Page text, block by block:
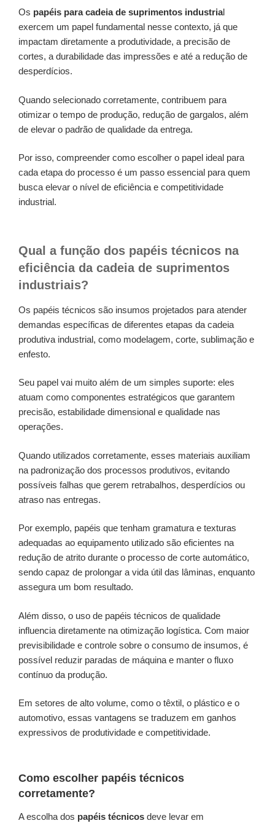
Os papéis para cadeia de suprimentos industrial
exercem um papel fundamental nesse contexto, já que
impactam diretamente a produtividade, a precisão de
cortes, a durabilidade das impressões e até a redução de
desperdícios.
Quando selecionado corretamente, contribuem para
otimizar o tempo de produção, redução de gargalos, além
de elevar o padrão de qualidade da entrega.
Por isso, compreender como escolher o papel ideal para
cada etapa do processo é um passo essencial para quem
busca elevar o nível de eficiência e competitividade
industrial.
Qual a função dos papéis técnicos na
eficiência da cadeia de suprimentos
industriais?
Os papéis técnicos são insumos projetados para atender
demandas específicas de diferentes etapas da cadeia
produtiva industrial, como modelagem, corte, sublimação e
enfesto.
Seu papel vai muito além de um simples suporte: eles
atuam como componentes estratégicos que garantem
precisão, estabilidade dimensional e qualidade nas
operações.
Quando utilizados corretamente, esses materiais auxiliam
na padronização dos processos produtivos, evitando
possíveis falhas que gerem retrabalhos, desperdícios ou
atraso nas entregas.
Por exemplo, papéis que tenham gramatura e texturas
adequadas ao equipamento utilizado são eficientes na
redução de atrito durante o processo de corte automático,
sendo capaz de prolongar a vida útil das lâminas, enquanto
assegura um bom resultado.
Além disso, o uso de papéis técnicos de qualidade
influencia diretamente na otimização logística. Com maior
previsibilidade e controle sobre o consumo de insumos, é
possível reduzir paradas de máquina e manter o fluxo
contínuo da produção.
Em setores de alto volume, como o têxtil, o plástico e o
automotivo, essas vantagens se traduzem em ganhos
expressivos de produtividade e competitividade.
Como escolher papéis técnicos
corretamente?
A escolha dos papéis técnicos deve levar em